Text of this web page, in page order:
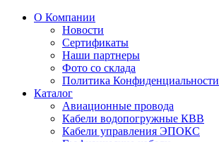
О Компании
Новости
Сертификаты
Наши партнеры
Фото со склада
Политика Конфиденциальности
Каталог
Авиационные провода
Кабели водопогружные КВВ
Кабели управления ЭПОКС